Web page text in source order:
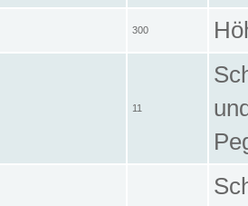
300
11